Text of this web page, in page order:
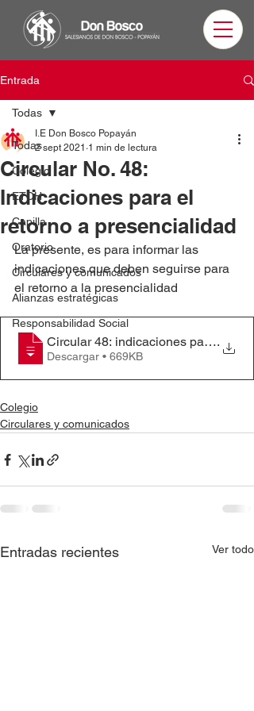
Entrada
Todas
Colegio
ETDH
Capilla
Oratorio
Circulares y comunicados
Alianzas estratégicas
Responsabilidad Social
Todas
Circular No. 48:
Indicaciones para el
retorno a presencialidad
I.E Don Bosco Popayán
2 sept 2021 1 min de lectura
La presente, es para informar las
indicaciones que deben seguirse para
el retorno a la presencialidad
Circular 48: indicaciones para el
.
Descargar • 669KB
Colegio
Circulares y comunicados
Entradas recientes Ver todo